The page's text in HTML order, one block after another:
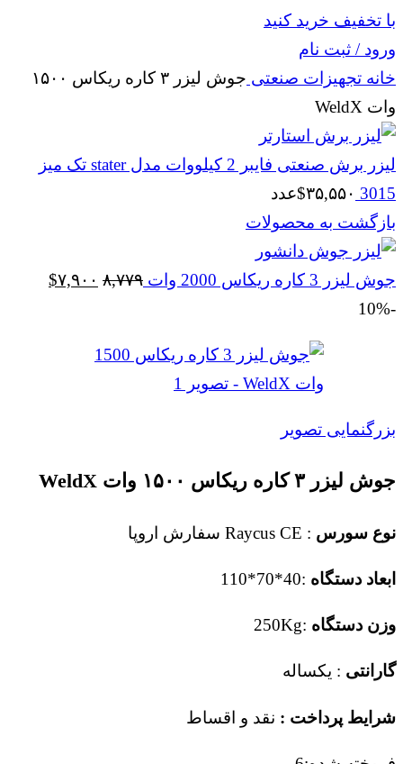
با تخفیف خرید کنید
ورود / ثبت نام
خانه تجهیزات صنعتی
جوش لیزر ۳ کاره ریکاس ۱۵۰۰
وات WeldX
لیزر برش صنعتی فایبر 2 کیلووات مدل stater تک میز
3015
$۳۵,۵۵۰ عدد
بازگشت به محصولات
جوش لیزر 3 کاره ریکاس 2000 وات ۸,۷۷۹ قیمت
بود.
$۷,۹۰۰ قیمت
-10%
بزرگنمایی تصویر
جوش لیزر ۳ کاره ریکاس ۱۵۰۰ وات WeldX
نوع سورس : Raycus CE سفارش اروپا
ابعاد دستگاه :40*70*110
وزن دستگاه :250Kg
گارانتی : یکساله
شرایط پرداخت : نقد و اقساط